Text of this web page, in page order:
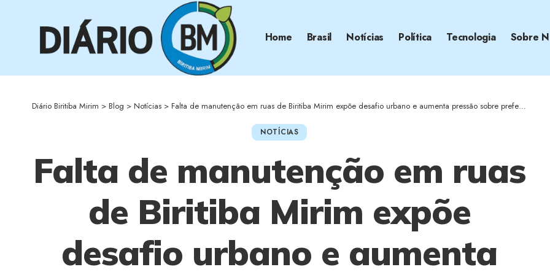
Home Brasil Notícias Política Tecnologia Sobre
Diário Biritiba Mirim > Blog > Notícias > Falta de manutenção em ruas de Biritiba Mirim expõe desafio urbano e aumenta pressão sobre prefeitura
NOTÍCIAS
Falta de manutenção em ruas
de Biritiba Mirim expõe
desafio urbano e aumenta